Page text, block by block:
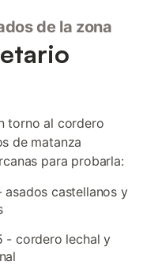
de la zona
torno al cordero
de matanza
para probarla:
asados castellanos y
- cordero lechal y